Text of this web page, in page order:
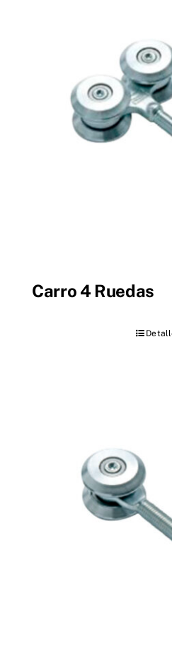
Carro 4 Ruedas